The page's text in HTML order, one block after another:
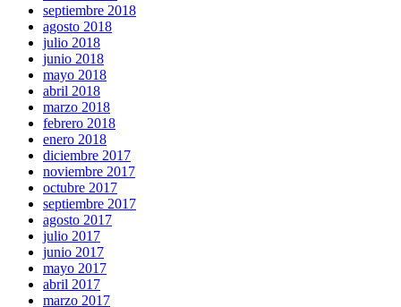
septiembre 2018
agosto 2018
julio 2018
junio 2018
mayo 2018
abril 2018
marzo 2018
febrero 2018
enero 2018
diciembre 2017
noviembre 2017
octubre 2017
septiembre 2017
agosto 2017
julio 2017
junio 2017
mayo 2017
abril 2017
marzo 2017